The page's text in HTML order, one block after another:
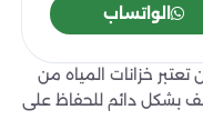
الواتساب
خزانات المياه من
بشكل دائم للحفاظ على